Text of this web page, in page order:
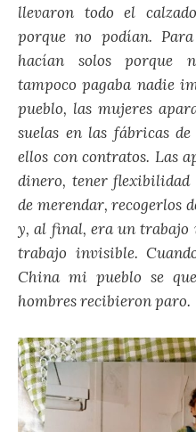
llevaron todo el
porque no podían.
hacían solos porque
tampoco pagaba nadie
pueblo, las mujeres
suelas en las fábricas
ellos con contratos. Las
dinero, tener
de merendar, recogerlos
y, al final, era un trabajo
trabajo invisible.
China mi pueblo se
hombres recibieron paro.